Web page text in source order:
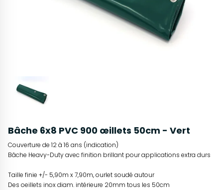
Bâche 6x8 PVC 900 œillets 50cm - Vert
Couverture de 12 à 16 ans (indication)
Bâche Heavy-Duty avec finition brillant pour applications extra durs
Taille finie +/- 5,90m x 7,90m, ourlet soudé autour
Des oeillets inox diam. intérieure 20mm tous les 50cm